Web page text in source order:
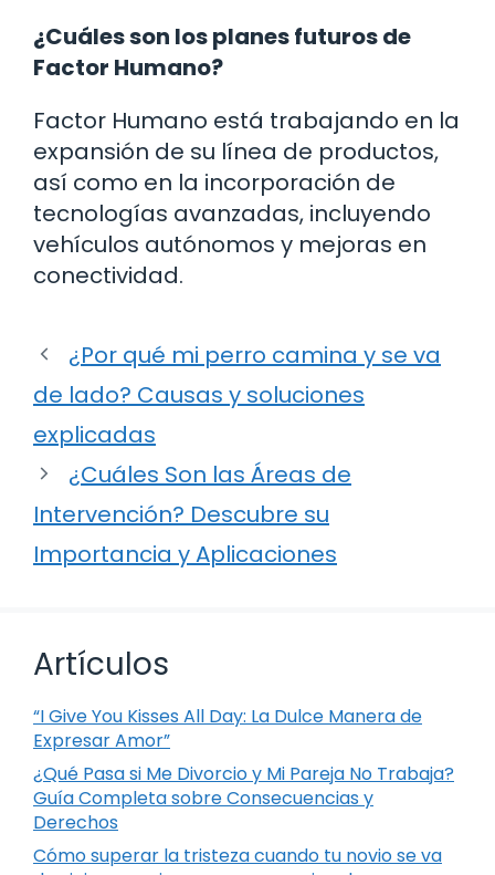
¿Cuáles son los planes futuros de
Factor Humano?
Factor Humano está trabajando en la
expansión de su línea de productos,
así como en la incorporación de
tecnologías avanzadas, incluyendo
vehículos autónomos y mejoras en
conectividad.
¿Por qué mi perro camina y se va
de lado? Causas y soluciones
explicadas
¿Cuáles Son las Áreas de
Intervención? Descubre su
Importancia y Aplicaciones
Artículos
“I Give You Kisses All Day: La Dulce Manera de
Expresar Amor”
¿Qué Pasa si Me Divorcio y Mi Pareja No Trabaja?
Guía Completa sobre Consecuencias y
Derechos
Cómo superar la tristeza cuando tu novio se va